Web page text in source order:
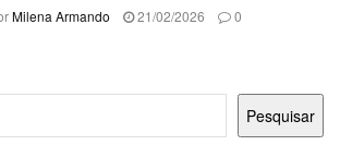
Milena Armando 21/02/2026 0
Pesquisar